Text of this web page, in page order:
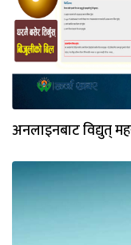
अनलाइनबाट विद्युत्